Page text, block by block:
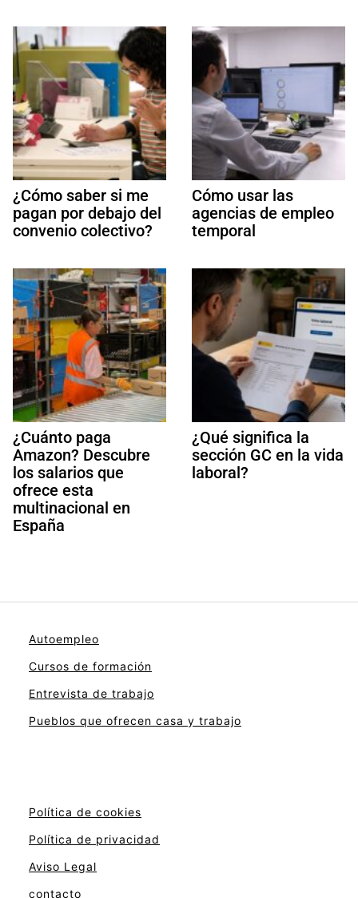
¿Cómo saber si me
pagan por debajo del
convenio colectivo?
Cómo usar las
agencias de empleo
temporal
¿Cuánto paga
Amazon? Descubre
los salarios que
ofrece esta
multinacional en
España
¿Qué significa la
sección GC en la vida
laboral?
Autoempleo
Cursos de formación
Entrevista de trabajo
Pueblos que ofrecen casa y trabajo
Política de cookies
Política de privacidad
Aviso Legal
contacto